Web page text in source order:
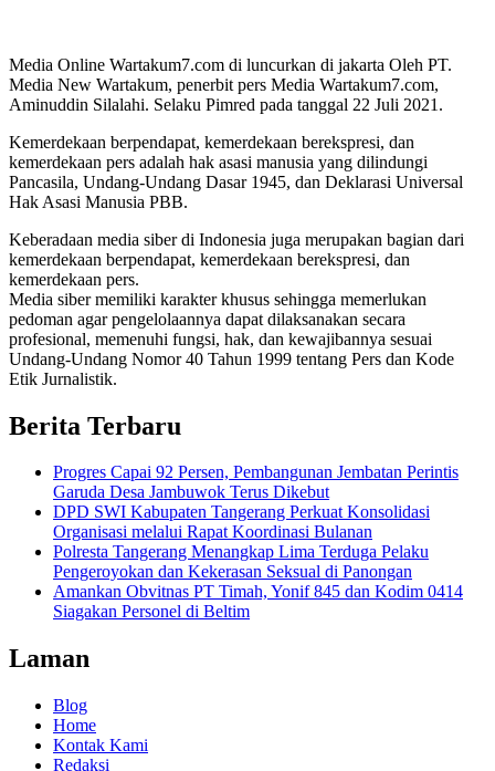
Media Online Wartakum7.com di luncurkan di jakarta Oleh PT.
Media New Wartakum, penerbit pers Media Wartakum7.com,
Aminuddin Silalahi. Selaku Pimred pada tanggal 22 Juli 2021.
Kemerdekaan berpendapat, kemerdekaan berekspresi, dan
kemerdekaan pers adalah hak asasi manusia yang dilindungi
Pancasila, Undang-Undang Dasar 1945, dan Deklarasi Universal
Hak Asasi Manusia PBB.
Keberadaan media siber di Indonesia juga merupakan bagian dari
kemerdekaan berpendapat, kemerdekaan berekspresi, dan
kemerdekaan pers.
Media siber memiliki karakter khusus sehingga memerlukan
pedoman agar pengelolaannya dapat dilaksanakan secara
profesional, memenuhi fungsi, hak, dan kewajibannya sesuai
Undang-Undang Nomor 40 Tahun 1999 tentang Pers dan Kode
Etik Jurnalistik.
Berita Terbaru
Progres Capai 92 Persen, Pembangunan Jembatan Perintis
Garuda Desa Jambuwok Terus Dikebut
DPD SWI Kabupaten Tangerang Perkuat Konsolidasi
Organisasi melalui Rapat Koordinasi Bulanan
Polresta Tangerang Menangkap Lima Terduga Pelaku
Pengeroyokan dan Kekerasan Seksual di Panongan
Amankan Obvitnas PT Timah, Yonif 845 dan Kodim 0414
Siagakan Personel di Beltim
Laman
Blog
Home
Kontak Kami
Redaksi